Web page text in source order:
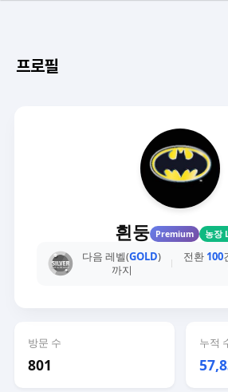
프로필
흰둥 Premium 농장
다음 레벨(GOLD)
까지
전환 100
방문 수
801
누적